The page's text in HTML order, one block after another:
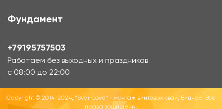
Фундамент
+79195757503
Работаем без выходных и праздников
с 08:00 до 22:00
Copyright © 2014-2024, "Svai-Love" - монтаж винтовых свай, Видное. Все
права защищены.